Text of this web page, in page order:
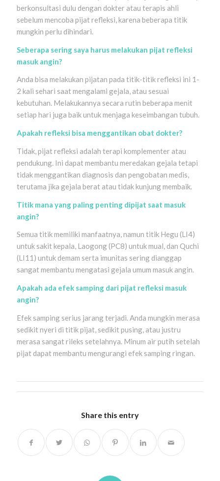
berkonsultasi dulu dengan dokter atau terapis ahli
sebelum mencoba pijat refleksi, karena beberapa titik
mungkin perlu dihindari.
Seberapa sering saya harus melakukan pijat refleksi
masuk angin?
Anda bisa melakukan pijatan pada titik-titik refleksi ini 1-
2 kali sehari saat mengalami gejala, atau sesuai
kebutuhan. Melakukannya secara rutin beberapa menit
setiap hari juga baik untuk menjaga keseimbangan tubuh.
Apakah refleksi bisa menggantikan obat dokter?
Tidak, pijat refleksi adalah terapi komplementer atau
pendukung. Ini dapat membantu meredakan gejala tetapi
tidak menggantikan diagnosis dan pengobatan medis,
terutama jika gejala berat atau tidak kunjung membaik.
Titik mana yang paling penting dipijat saat masuk
angin?
Semua titik memiliki manfaatnya, namun titik Hegu (LI4)
untuk sakit kepala, Laogong (PC8) untuk mual, dan Quchi
(LI11) untuk demam serta imunitas sering dianggap
sangat membantu mengatasi gejala umum masuk angin.
Apakah ada efek samping dari pijat refleksi masuk
angin?
Efek samping serius jarang terjadi. Anda mungkin merasa
sedikit nyeri di titik pijat, sedikit pusing, atau justru
merasa sangat rileks setelahnya. Minum air putih setelah
pijat dapat membantu mengurangi efek samping ringan.
Share this entry